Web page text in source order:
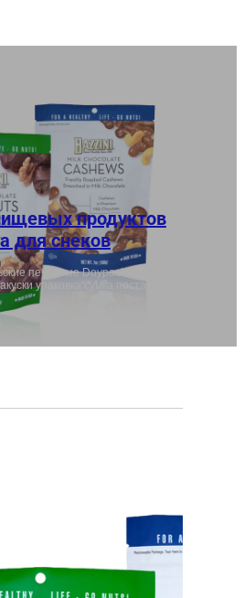
продуктов,
для снеков
печатные Doypack молнии
упаковка сумка поставщик